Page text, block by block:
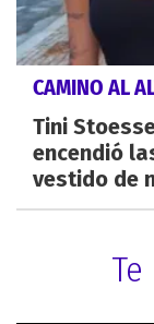
CAMINO AL
Tini
encendió
vestido de